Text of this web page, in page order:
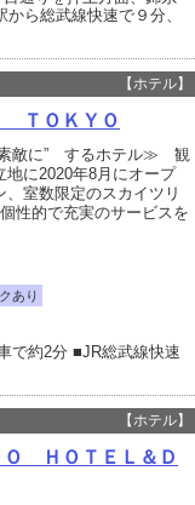
ら総武線快速で９分、
【ホテル】
ＴＯＫＹＯ
敵に” するホテル≫ 観
に2020年8月にオープ
室数限定のスカイツリ
性的で充実のサービスを
あり
で約2分 ■JR総武線快速
【ホテル】
ＨＯＴＥＬ＆Ｄ